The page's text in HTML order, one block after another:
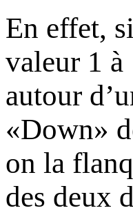
En effet,
valeur 1 à
autour
«Down»
on la
des deux